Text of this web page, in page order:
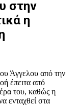
στην
η
Άγγελου από την
έπειτα από
του, καθώς η
ενταχθεί στα